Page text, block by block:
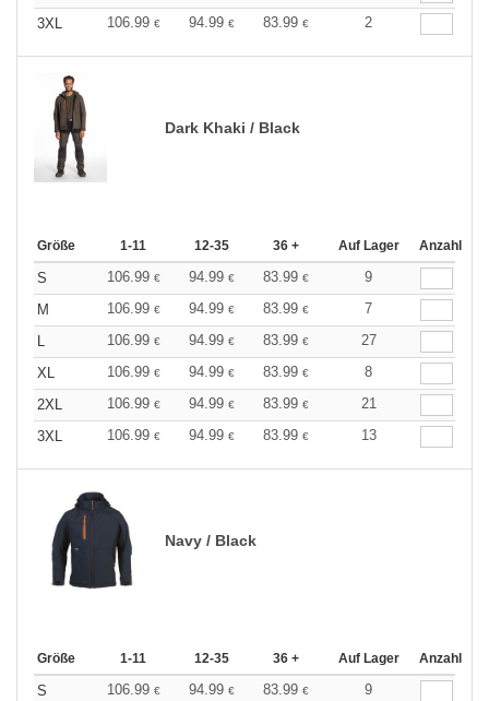
3XL
106.99 € 94.99 € 83.99 € 2
Dark Khaki / Black
Größe 1-11 12-35 36 + Auf Lager Anzahl
S 106.99 € 94.99 € 83.99 €
9
M
106.99 € 94.99 € 83.99 €
7
L
106.99 € 94.99 € 83.99 €
27
XL
106.99 € 94.99 € 83.99 €
8
2XL
106.99 € 94.99 € 83.99 €
21
3XL
106.99 € 94.99 € 83.99 € 13
Navy / Black
Größe 1-11 12-35 36 + Auf Lager Anzahl
S 106.99 € 94.99 € 83.99 €
9